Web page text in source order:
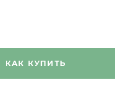
КАК КУПИТЬ